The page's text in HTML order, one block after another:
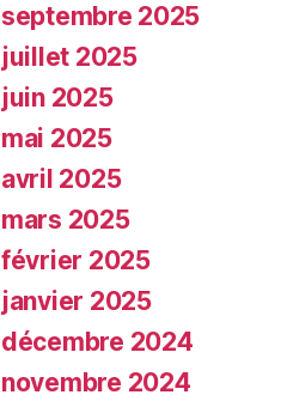
septembre 2025
juillet 2025
juin 2025
mai 2025
avril 2025
mars 2025
février 2025
janvier 2025
décembre 2024
novembre 2024